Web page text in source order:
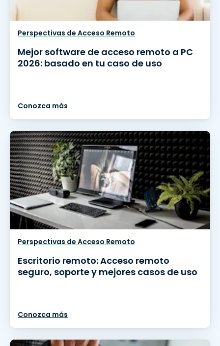
Perspectivas de Acceso Remoto
Mejor software de acceso remoto a PC
2026: basado en tu caso de uso
Conozca más
Perspectivas de Acceso Remoto
Escritorio remoto: Acceso remoto
seguro, soporte y mejores casos de uso
Conozca más